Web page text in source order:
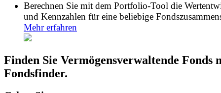
Berechnen Sie mit dem Portfolio-Tool die
und Kennzahlen für eine beliebige
Mehr erfahren
Finden Sie Vermögensverwaltende Fonds
Fondsfinder.